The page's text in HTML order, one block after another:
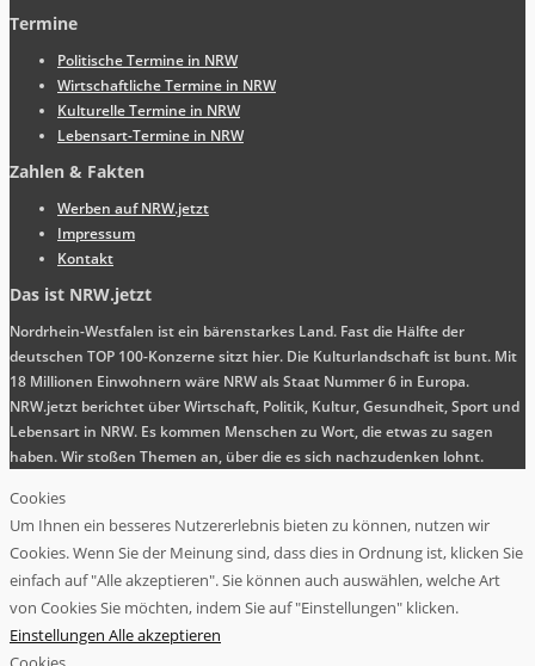
Termine
Politische Termine in NRW
Wirtschaftliche Termine in NRW
Kulturelle Termine in NRW
Lebensart-Termine in NRW
Zahlen & Fakten
Werben auf NRW.jetzt
Impressum
Kontakt
Das ist NRW.jetzt
Nordrhein-Westfalen ist ein bärenstarkes Land. Fast die Hälfte der
deutschen TOP 100-Konzerne sitzt hier. Die Kulturlandschaft ist bunt. Mit
18 Millionen Einwohnern wäre NRW als Staat Nummer 6 in Europa.
NRW.jetzt berichtet über Wirtschaft, Politik, Kultur, Gesundheit, Sport und
Lebensart in NRW. Es kommen Menschen zu Wort, die etwas zu sagen
haben. Wir stoßen Themen an, über die es sich nachzudenken lohnt.
Cookies
Um Ihnen ein besseres Nutzererlebnis bieten zu können, nutzen wir
Cookies. Wenn Sie der Meinung sind, dass dies in Ordnung ist, klicken Sie
einfach auf "Alle akzeptieren". Sie können auch auswählen, welche Art
von Cookies Sie möchten, indem Sie auf "Einstellungen" klicken.
Einstellungen Alle akzeptieren